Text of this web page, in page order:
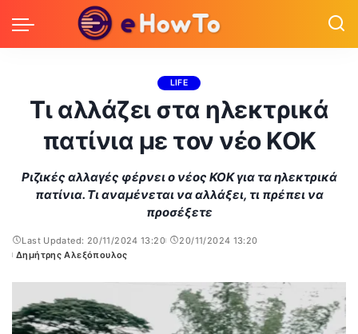
LIFE
Τι αλλάζει στα ηλεκτρικά
πατίνια με τον νέο ΚΟΚ
Ριζικές αλλαγές φέρνει ο νέος ΚΟΚ για τα ηλεκτρικά
πατίνια. Τι αναμένεται να αλλάξει, τι πρέπει να
προσέξετε
Last Updated: 20/11/2024 13:20
20/11/2024 13:20
Posted
Δημήτρης Αλεξόπουλος